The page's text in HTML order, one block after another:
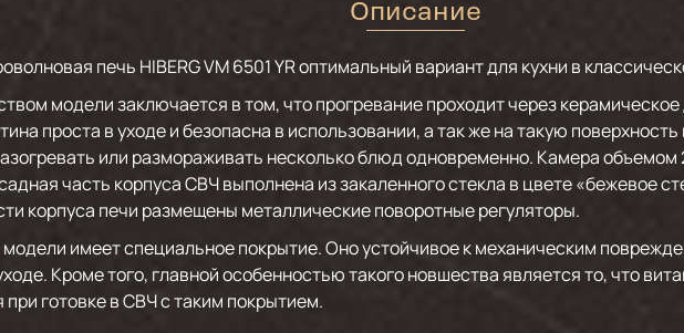
Описание
печь HIBERG VM 6501 YR оптимальный вариант для кухни в
модели заключается в том, что прогревание проходит через керамическое
проста в уходе и безопасна в использовании, а так же на такую
или размораживать несколько блюд одновременно. Камера объемом
часть корпуса СВЧ выполнена из закаленного стекла в цвете «бежевое
корпуса печи размещены металлические поворотные регуляторы.
имеет специальное покрытие. Оно устойчивое к механическим
Кроме того, главной особенностью такого новшества является то, что
готовке в СВЧ с таким покрытием.